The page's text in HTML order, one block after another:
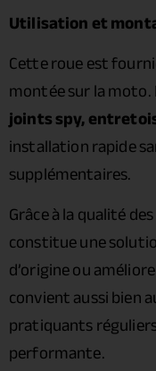
Utilisation et
Cette roue est
montée sur la
joints spy,
installation rapide
supplémentaires.
Grâce à la qualité
constitue une
d’origine ou
convient aussi bien
pratiquants
performante.